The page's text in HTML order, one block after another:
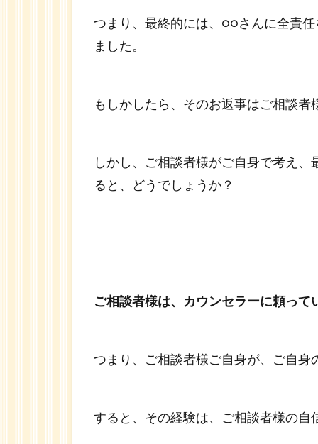
つまり、最終的には、○○さんに全責
ました。
もしかしたら、そのお返事はご相談
しかし、ご相談者様がご自身で考え
ると、どうでしょうか？
ご相談者様は、カウンセラーに頼って
つまり、ご相談者様ご自身が、ご自
すると、その経験は、ご相談者様の自